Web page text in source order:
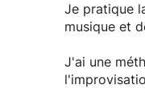
Je pratique
musique et
J'ai une